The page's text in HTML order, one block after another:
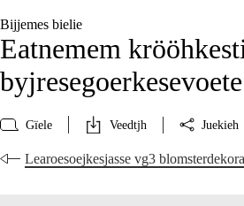
Bijjemes bielie
Eatnemem
byjresegoerkesevoete
Gïele Veedtjh Juekieh
Learoesoejkesjasse vg3